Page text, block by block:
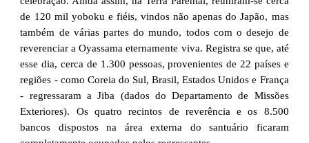
de 120 mil yoboku e fiéis, vindos não apenas do Japão, mas
também de várias partes do mundo, todos com o desejo de
reverenciar a Oyassama eternamente viva. Registra se que, até
esse dia, cerca de 1.300 pessoas, provenientes de 22 países e
regiões - como Coreia do Sul, Brasil, Estados Unidos e França
- regressaram a Jiba (dados do Departamento de Missões
Exteriores). Os quatro recintos de reverência e os 8.500
bancos dispostos na área externa do santuário ficaram